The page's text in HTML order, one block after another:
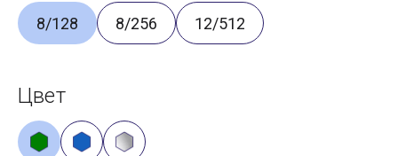
8/128 8/256 12/512
Цвет